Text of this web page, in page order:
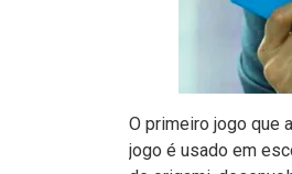
O primeiro jogo que
jogo é usado em